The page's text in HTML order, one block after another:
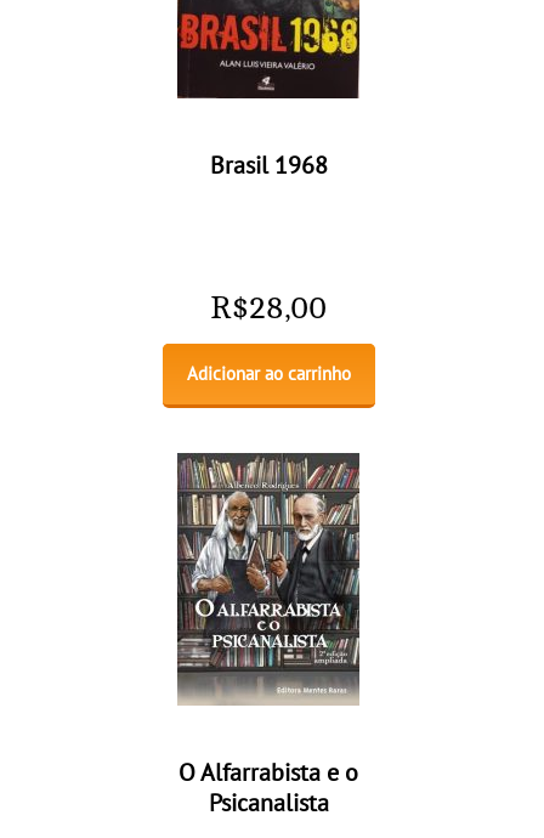
Brasil 1968
R$28,00
Adicionar ao carrinho
O Alfarrabista e o
Psicanalista